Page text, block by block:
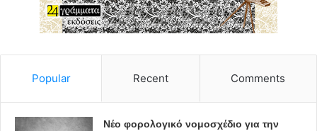
Σπερέντζου – Νίκος Παπαδόπουλος
ΦωτισμοίΜαρία Αθανασοπούλου
Εκτέλεση παραγωγής
Popular Recent Comments
Νέο φορολογικό νομοσχέδιο για την